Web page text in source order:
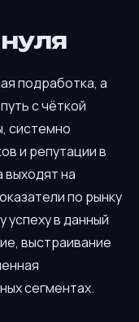
подработка, а
с чёткой
системно
и репутации в
выходят на
по рынку
успеху в данный
выстраивание
сегментах.